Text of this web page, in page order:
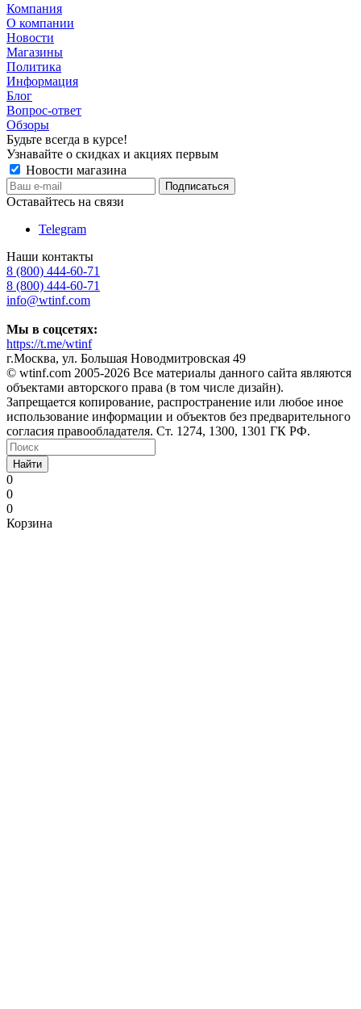
Компания
О компании
Новости
Магазины
Политика
Информация
Блог
Вопрос-ответ
Обзоры
Будьте всегда в курсе!
Узнавайте о скидках и акциях первым
Новости магазина
Оставайтесь на связи
Telegram
Наши контакты
8 (800) 444-60-71
8 (800) 444-60-71
info@wtinf.com
Мы в соцсетях:
https://t.me/wtinf
г.Москва, ул. Большая Новодмитровская 49
©️ wtinf.com 2005-2026 Все материалы данного сайта являются
объектами авторского права (в том числе дизайн).
Запрещается копирование, распространение или любое иное
использование информации и объектов без предварительного
согласия правообладателя. Ст. 1274, 1300, 1301 ГК РФ.
Найти
0
0
0
Корзина